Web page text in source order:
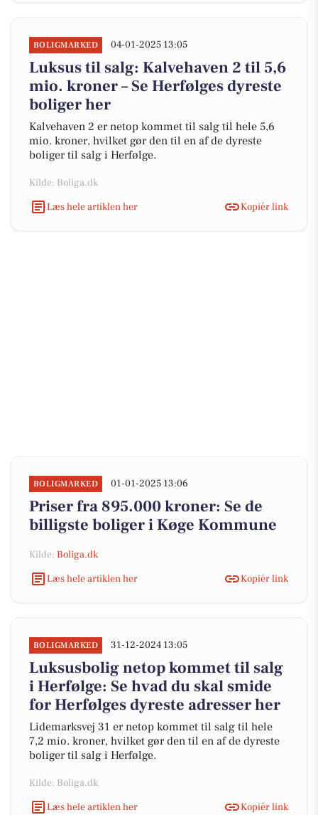
BOLIGMARKED 04-01-2025 13:05
Luksus til salg: Kalvehaven 2 til 5,6
mio. kroner – Se Herfølges dyreste
boliger her
Kalvehaven 2 er netop kommet til salg til hele 5,6
mio. kroner, hvilket gør den til en af de dyreste
boliger til salg i Herfølge.
Kilde: Boliga.dk
Læs hele artiklen her
Kopiér link
BOLIGMARKED 01-01-2025 13:06
Priser fra 895.000 kroner: Se de
billigste boliger i Køge Kommune
Kilde: Boliga.dk
Læs hele artiklen her
Kopiér link
BOLIGMARKED 31-12-2024 13:05
Luksusbolig netop kommet til salg
i Herfølge: Se hvad du skal smide
for Herfølges dyreste adresser her
Lidemarksvej 31 er netop kommet til salg til hele
7,2 mio. kroner, hvilket gør den til en af de dyreste
boliger til salg i Herfølge.
Kilde: Boliga.dk
Læs hele artiklen her
Kopiér link